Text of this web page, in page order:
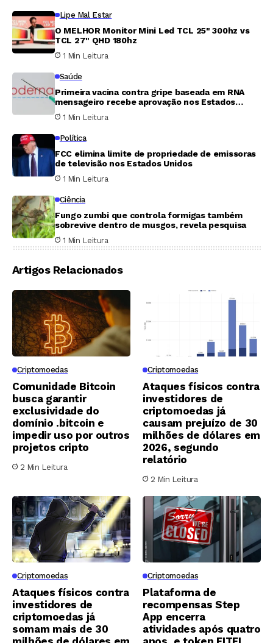
Lipe Mal Estar
O MELHOR Monitor Mini Led TCL 25" 300hz vs
TCL 27" QHD 180hz
1 Min Leitura
Saúde
Primeira vacina contra gripe baseada em RNA
mensageiro recebe aprovação nos Estados
Unidos
1 Min Leitura
Política
FCC elimina limite de propriedade de emissoras
de televisão nos Estados Unidos
1 Min Leitura
Ciência
Fungo zumbi que controla formigas também
sobrevive dentro de musgos, revela pesquisa
1 Min Leitura
Artigos Relacionados
Criptomoedas
Comunidade Bitcoin
busca garantir
exclusividade do
domínio .bitcoin e
impedir uso por outros
projetos cripto
2 Min Leitura
Criptomoedas
Ataques físicos contra
investidores de
criptomoedas já
causam prejuízo de 30
milhões de dólares em
2026, segundo
relatório
2 Min Leitura
Criptomoedas
Ataques físicos contra
investidores de
criptomoedas já
somam mais de 30
Criptomoedas
Plataforma de
recompensas Step
App encerra
atividades após quatro